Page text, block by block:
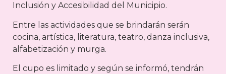
Inclusión y Accesibilidad del Municipio.
Entre las actividades que se brindarán serán
cocina, artística, literatura, teatro, danza inclusiva,
alfabetización y murga.
El cupo es limitado y según se informó, tendrán